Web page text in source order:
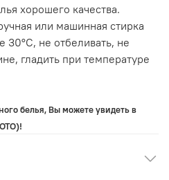
хорошего качества.
или машинная стирка
30°С, не отбеливать, не
гладить при температуре
белья, Вы можете увидеть в